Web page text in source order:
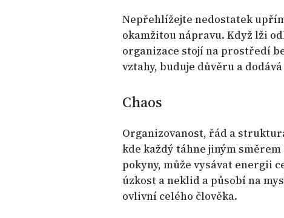
Nepřehlížejte nedostatek
okamžitou nápravu. Když lži
organizace stojí na prostředí
vztahy, buduje důvěru a
Chaos
Organizovanost, řád a
kde každý táhne jiným
pokyny, může vysávat energii
úzkost a neklid a působí na
ovlivní celého člověka.